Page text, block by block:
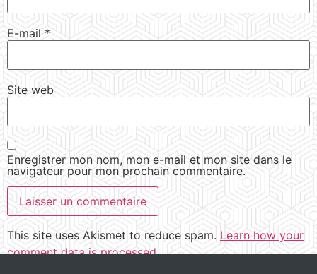
E-mail *
Site web
Enregistrer mon nom, mon e-mail et mon site dans le
navigateur pour mon prochain commentaire.
This site uses Akismet to reduce spam. Learn how your
comment data is processed.